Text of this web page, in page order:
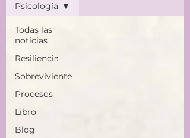
Todas las
noticias
Resiliencia
Sobreviviente
Procesos
Libro
Blog
Psicología